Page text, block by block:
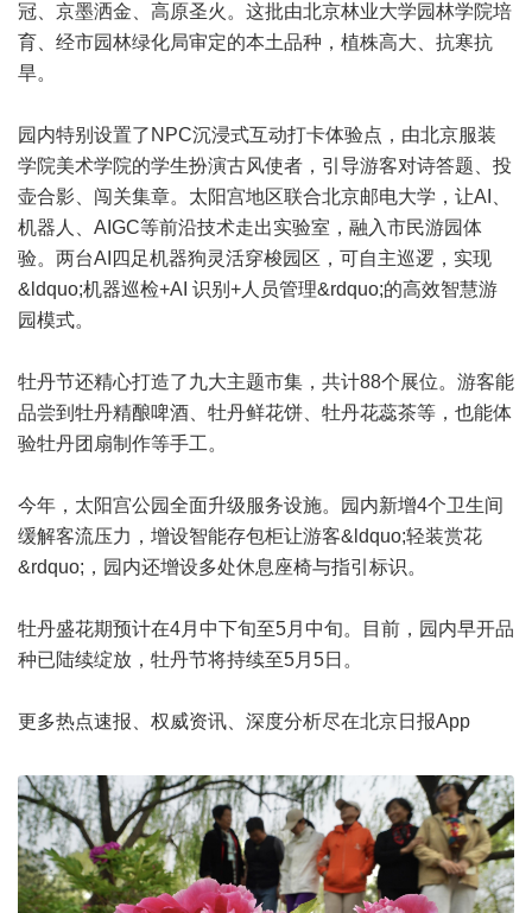
冠、京墨洒金、高原圣火。这批由北京林业大学园林学院培
育、经市园林绿化局审定的本土品种，植株高大、抗寒抗
旱。
园内特别设置了NPC沉浸式互动打卡体验点，由北京服装
学院美术学院的学生扮演古风使者，引导游客对诗答题、投
壶合影、闯关集章。太阳宫地区联合北京邮电大学，让AI、
机器人、AIGC等前沿技术走出实验室，融入市民游园体
验。两台AI四足机器狗灵活穿梭园区，可自主巡逻，实现
&ldquo;机器巡检+AI 识别+人员管理&rdquo;的高效智慧游
园模式。
牡丹节还精心打造了九大主题市集，共计88个展位。游客能
品尝到牡丹精酿啤酒、牡丹鲜花饼、牡丹花蕊茶等，也能体
验牡丹团扇制作等手工。
今年，太阳宫公园全面升级服务设施。园内新增4个卫生间
缓解客流压力，增设智能存包柜让游客&ldquo;轻装赏花
&rdquo;，园内还增设多处休息座椅与指引标识。
牡丹盛花期预计在4月中下旬至5月中旬。目前，园内早开品
种已陆续绽放，牡丹节将持续至5月5日。
更多热点速报、权威资讯、深度分析尽在北京日报App